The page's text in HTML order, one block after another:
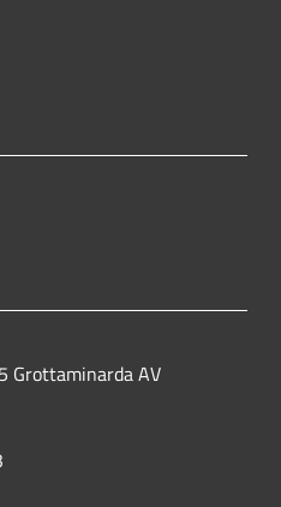
Grottaminarda AV